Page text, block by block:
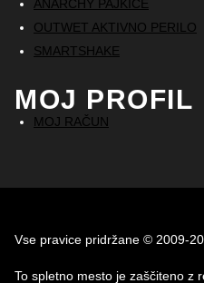
ANARCHY PAJKICE
OUTWET AKTIVNO PERILO
SMARTSHAKE
MOJ PROFIL
MOJ RAČUN
Vse pravice pridržane © 2009-
To spletno mesto je zaščiteno z